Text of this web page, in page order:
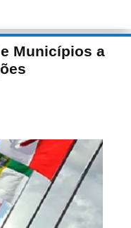
Municípios a